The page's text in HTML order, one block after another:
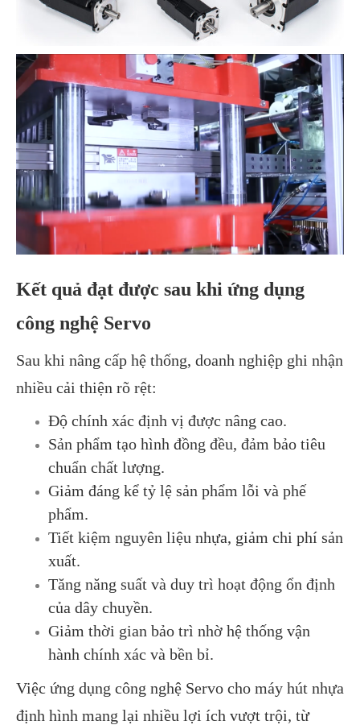
Kết quả đạt được sau khi ứng dụng
công nghệ Servo
Sau khi nâng cấp hệ thống, doanh nghiệp ghi nhận
nhiều cải thiện rõ rệt:
Độ chính xác định vị được nâng cao.
Sản phẩm tạo hình đồng đều, đảm bảo tiêu
chuẩn chất lượng.
Giảm đáng kể tỷ lệ sản phẩm lỗi và phế
phẩm.
Tiết kiệm nguyên liệu nhựa, giảm chi phí sản
xuất.
Tăng năng suất và duy trì hoạt động ổn định
của dây chuyền.
Giảm thời gian bảo trì nhờ hệ thống vận
hành chính xác và bền bỉ.
Việc ứng dụng công nghệ Servo cho máy hút nhựa
định hình mang lại nhiều lợi ích vượt trội, từ